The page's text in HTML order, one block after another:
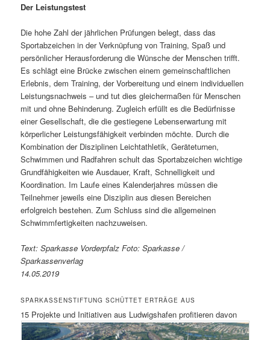
Der Leistungstest
Die hohe Zahl der jährlichen Prüfungen belegt, dass das
Sportabzeichen in der Verknüpfung von Training, Spaß und
persönlicher Herausforderung die Wünsche der Menschen trifft.
Es schlägt eine Brücke zwischen einem gemeinschaftlichen
Erlebnis, dem Training, der Vorbereitung und einem individuellen
Leistungsnachweis – und tut dies gleichermaßen für Menschen
mit und ohne Behinderung. Zugleich erfüllt es die Bedürfnisse
einer Gesellschaft, die die gestiegene Lebenserwartung mit
körperlicher Leistungsfähigkeit verbinden möchte. Durch die
Kombination der Disziplinen Leichtathletik, Geräteturnen,
Schwimmen und Radfahren schult das Sportabzeichen wichtige
Grundfähigkeiten wie Ausdauer, Kraft, Schnelligkeit und
Koordination. Im Laufe eines Kalenderjahres müssen die
Teilnehmer jeweils eine Disziplin aus diesen Bereichen
erfolgreich bestehen. Zum Schluss sind die allgemeinen
Schwimmfertigkeiten nachzuweisen.
Text: Sparkasse Vorderpfalz Foto: Sparkasse /
Sparkassenverlag
14.05.2019
SPARKASSENSTIFTUNG SCHÜTTET ERTRÄGE AUS
15 Projekte und Initiativen aus Ludwigshafen profitieren davon